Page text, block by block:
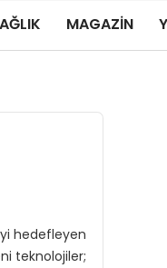
MAGAZIN
hedefleyen
teknolojiler;